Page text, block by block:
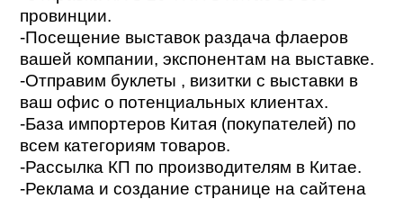
провинции.
-Посещение выставок раздача флаеров
вашей компании, экспонентам на выставке.
-Отправим буклеты , визитки с выставки в
ваш офис о потенциальных клиентах.
-База импортеров Китая (покупателей) по
всем категориям товаров.
-Рассылка КП по производителям в Китае.
-Реклама и создание странице на сайтена